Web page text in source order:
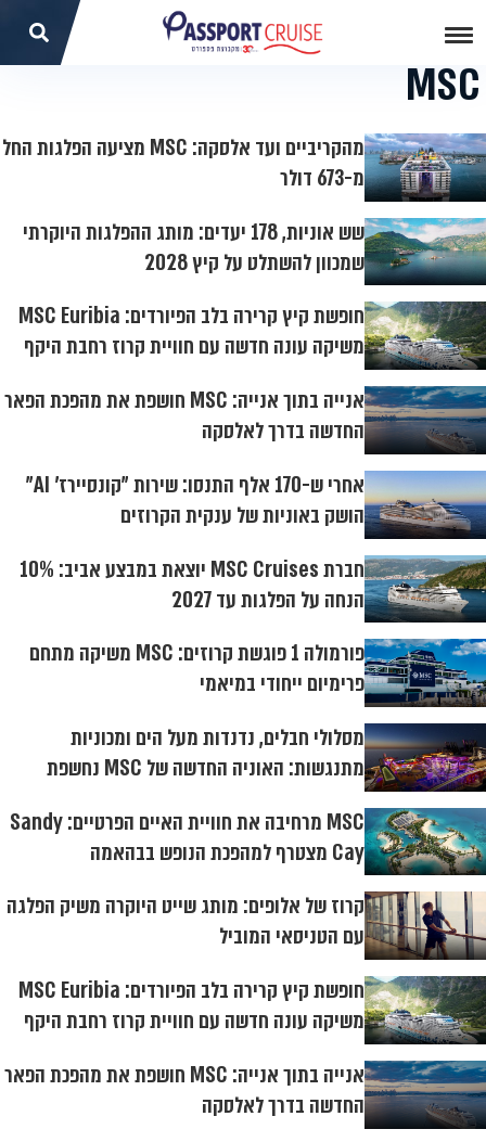
MSC
מהקריביים ועד אלסקה: MSC מציעה הפלגות החל
מ-673 דולר
שש אוניות, 178 יעדים: מותג ההפלגות היוקרתי
שמכוון להשתלט על קיץ 2028
חופשת קיץ קרירה בלב הפיורדים: MSC Euribia
משיקה עונה חדשה עם חוויית קרוז רחבת היקף
אנייה בתוך אנייה: MSC חושפת את מהפכת הפאר
החדשה בדרך לאלסקה
אחרי ש-170 אלף התנסו: שירות "קונסיירז' AI"
הושק באוניות של ענקית הקרוזים
חברת MSC Cruises יוצאת במבצע אביב: 10%
הנחה על הפלגות עד 2027
פורמולה 1 פוגשת קרוזים: MSC משיקה מתחם
פרימיום ייחודי במיאמי
מסלולי חבלים, נדנדות מעל הים ומכוניות
מתנגשות: האוניה החדשה של MSC נחשפת
MSC מרחיבה את חוויית האיים הפרטיים: Sandy
Cay מצטרף למהפכת הנופש בבהאמה
קרוז של אלופים: מותג שייט היוקרה משיק הפלגה
עם הטניסאי המוביל
חופשת קיץ קרירה בלב הפיורדים: MSC Euribia
משיקה עונה חדשה עם חוויית קרוז רחבת היקף
אנייה בתוך אנייה: MSC חושפת את מהפכת הפאר
החדשה בדרך לאלסקה